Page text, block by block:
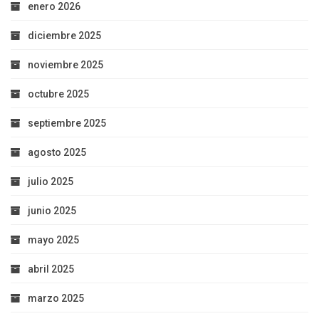
enero 2026
diciembre 2025
noviembre 2025
octubre 2025
septiembre 2025
agosto 2025
julio 2025
junio 2025
mayo 2025
abril 2025
marzo 2025